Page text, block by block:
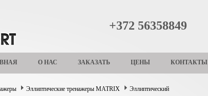
+372 56358849
О НАС ЗАКАЗАТЬ ЦЕНЫ КОНТАКТЫ
Эллиптические тренажеры MATRIX
Эллиптический